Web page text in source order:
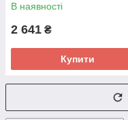
В наявності
2 641 ₴
Купити